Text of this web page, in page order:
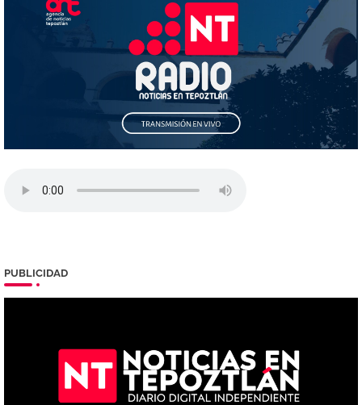
PUBLICIDAD